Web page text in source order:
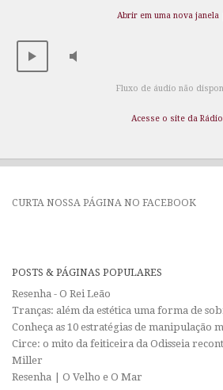
Abrir em uma nova janela
Fluxo de áudio não
Acesse o site da Rádio
CURTA NOSSA PÁGINA NO FACEBOOK
POSTS & PÁGINAS POPULARES
Resenha - O Rei Leão
Tranças: além da estética uma forma de
Conheça as 10 estratégias de manipulação
Circe: o mito da feiticeira da Odisseia
Miller
Resenha | O Velho e O Mar